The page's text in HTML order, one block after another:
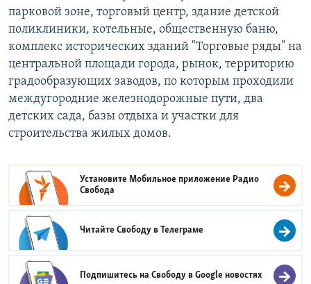
парковой зоне, торговый центр, здание детской
поликлиники, котельные, общественную баню,
комплекс исторических зданий "Торговые ряды" на
центральной площади города, рынок, территорию
градообразующих заводов, по которым проходили
междугородние железнодорожные пути, два
детских сада, базы отдыха и участки для
строительства жилых домов.
Установите Мобильное приложение Радио
Свобода
Читайте Свободу вТелеграме
Подпишитесь на Свободу вGoogle новостях